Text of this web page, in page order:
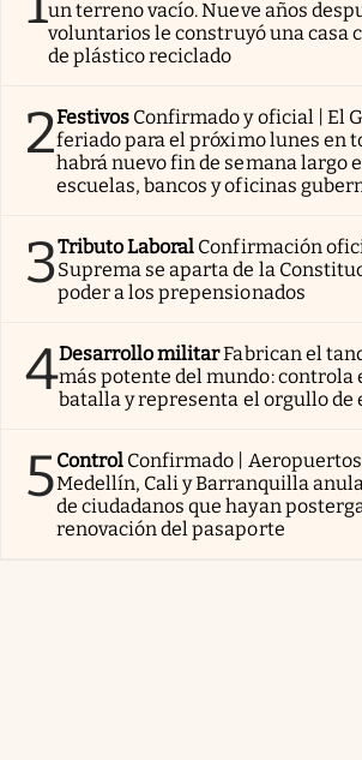
un terreno vacío. Nueve años
voluntarios le construyó una casa
de plástico reciclado
2Festivos Confirmado y oficial | El
feriado para el próximo lunes en
habrá nuevo fin de semana largo
escuelas, bancos y oficinas
3Tributo Laboral Confirmación
Suprema se aparta de la
poder a los prepensionados
4Desarrollo militarFabrican el
más potente del mundo: controla
batalla y representa el orgullo de
5Control Confirmado | Aeropuertos
Medellín, Cali y Barranquilla
de ciudadanos que hayan
renovación del pasaporte